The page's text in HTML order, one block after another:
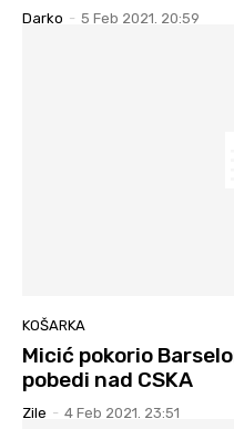
Darko - 5 Feb 2021. 20:59
KOŠARKA
Micić pokorio
pobedi nad CSKA
Zile - 4 Feb 2021. 23:51